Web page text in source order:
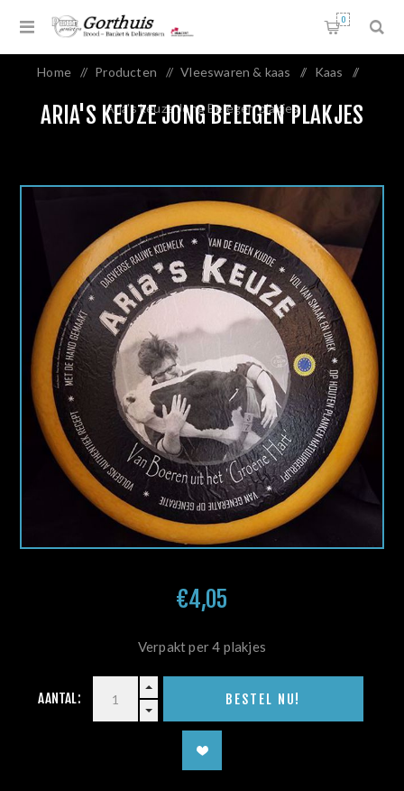
0
Home / Producten / Vleeswaren & kaas / Kaas /
Aria's keuze Jong Belegen plakjes
ARIA'S KEUZE JONG BELEGEN PLAKJES
€4,05
Verpakt per 4 plakjes
AANTAL: